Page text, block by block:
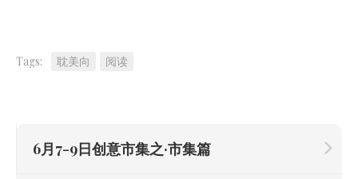
Tags: 耽美向 阅读
6月7-9日创意市集之·市集篇